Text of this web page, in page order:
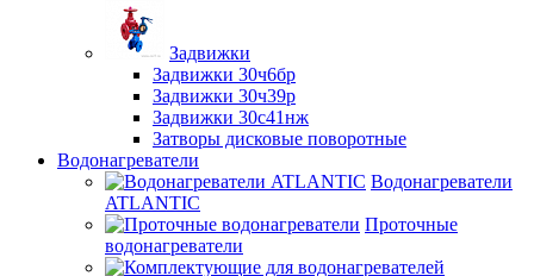
Задвижки
Задвижки 30ч6бр
Задвижки 30ч39р
Задвижки 30с41нж
Затворы дисковые поворотные
Водонагреватели
Водонагреватели
ATLANTIC
Проточные
водонагреватели